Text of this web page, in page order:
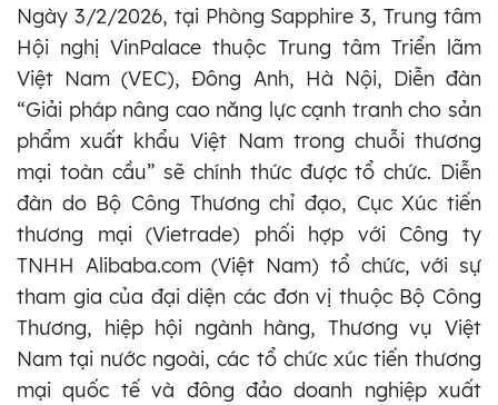
Ngày 3/2/2026, tại Phòng Sapphire 3, Trung tâm
Hội nghị VinPalace thuộc Trung tâm Triển lãm
Việt Nam (VEC), Đông Anh, Hà Nội, Diễn đàn
“Giải pháp nâng cao năng lực cạnh tranh cho sản
phẩm xuất khẩu Việt Nam trong chuỗi thương
mại toàn cầu” sẽ chính thức được tổ chức. Diễn
đàn do Bộ Công Thương chỉ đạo, Cục Xúc tiến
thương mại (Vietrade) phối hợp với Công ty
TNHH Alibaba.com (Việt Nam) tổ chức, với sự
tham gia của đại diện các đơn vị thuộc Bộ Công
Thương, hiệp hội ngành hàng, Thương vụ Việt
Nam tại nước ngoài, các tổ chức xúc tiến thương
mại quốc tế và đông đảo doanh nghiệp xuất